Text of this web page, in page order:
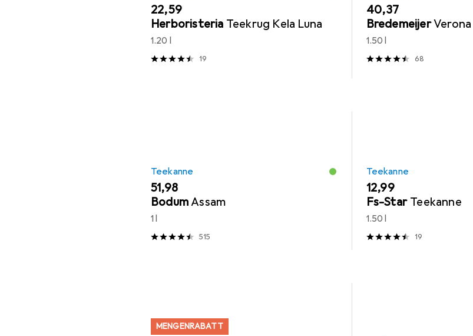
EUR
22,59
Herboristeria Teekrug Kela Luna
1.20 l
19
EUR
40,37
BredemeijerVerona
1.50 l
68
Teekanne
EUR
51,98
BodumAssam
1 l
515
Teekanne
EUR
12,99
Fs-Star Teekanne
1.50 l
19
MENGENRABATT